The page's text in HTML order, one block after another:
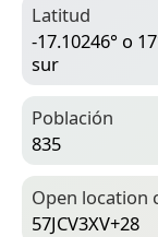
Latitud
-17.10246° o
sur
Población
835
Open location
57JCV3XV+28